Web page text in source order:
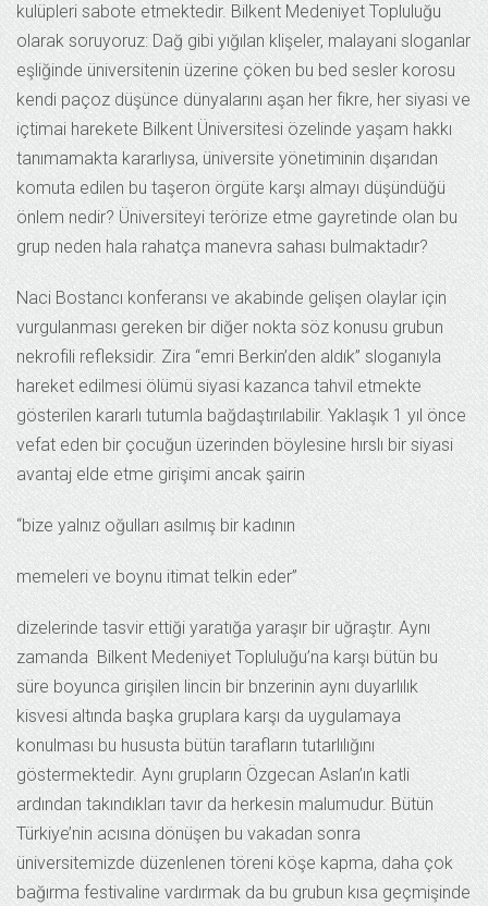
kulüpleri sabote etmektedir. Bilkent Medeniyet Topluluğu
olarak soruyoruz: Dağ gibi yığılan klişeler, malayani sloganlar
eşliğinde üniversitenin üzerine çöken bu bed sesler korosu
kendi paçoz düşünce dünyalarını aşan her fikre, her siyasi ve
içtimai harekete Bilkent Üniversitesi özelinde yaşam hakkı
tanımamakta kararlıysa, üniversite yönetiminin dışarıdan
komuta edilen bu taşeron örgüte karşı almayı düşündüğü
önlem nedir? Üniversiteyi terörize etme gayretinde olan bu
grup neden hala rahatça manevra sahası bulmaktadır?
Naci Bostancı konferansı ve akabinde gelişen olaylar için
vurgulanması gereken bir diğer nokta söz konusu grubun
nekrofili refleksidir. Zira “emri Berkin’den aldık” sloganıyla
hareket edilmesi ölümü siyasi kazanca tahvil etmekte
gösterilen kararlı tutumla bağdaştırılabilir. Yaklaşık 1 yıl önce
vefat eden bir çocuğun üzerinden böylesine hırslı bir siyasi
avantaj elde etme girişimi ancak şairin
“bize yalnız oğulları asılmış bir kadının
memeleri ve boynu itimat telkin eder”
dizelerinde tasvir ettiği yaratığa yaraşır bir uğraştır. Aynı
zamanda Bilkent Medeniyet Topluluğu’na karşı bütün bu
süre boyunca girişilen lincin bir bnzerinin aynı duyarlılık
kisvesi altında başka gruplara karşı da uygulamaya
konulması bu hususta bütün tarafların tutarlılığını
göstermektedir. Aynı grupların Özgecan Aslan’ın katli
ardından takındıkları tavır da herkesin malumudur. Bütün
Türkiye’nin acısına dönüşen bu vakadan sonra
üniversitemizde düzenlenen töreni köşe kapma, daha çok
bağırma festivaline vardırmak da bu grubun kısa geçmişinde